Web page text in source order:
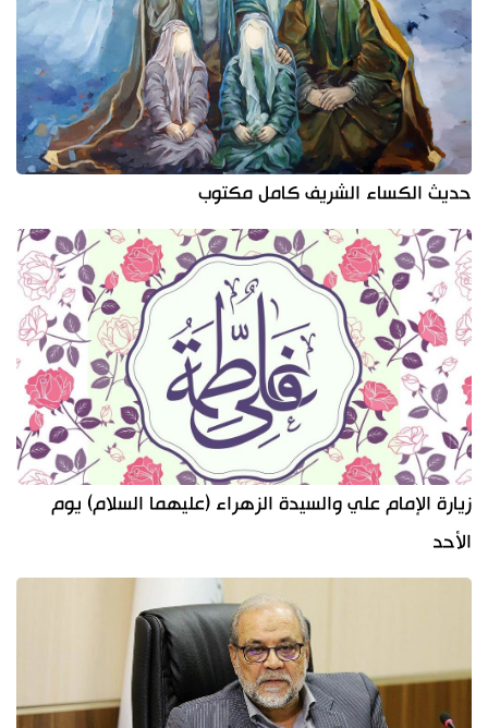
حديث الكساء الشريف كامل مكتوب
زيارة الإمام علي والسيدة الزهراء (عليهما السلام) يوم
الأحد